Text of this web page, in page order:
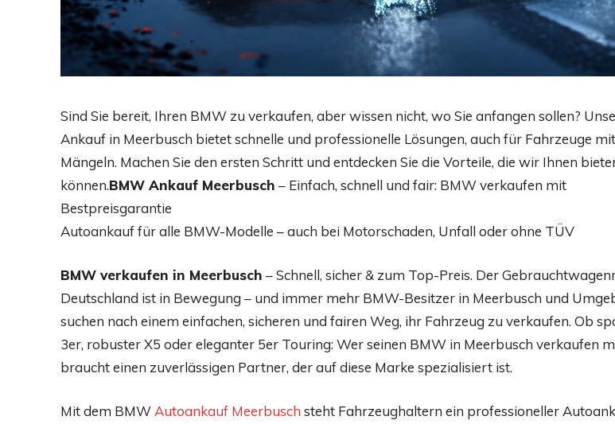
Sind Sie bereit, Ihren BMW zu verkaufen, aber wissen nicht, wo Sie anfangen sollen?
Ankauf in Meerbusch bietet schnelle und professionelle Lösungen, auch für Fahrzeuge mit
Mängeln. Machen Sie den ersten Schritt und entdecken Sie die Vorteile, die wir Ihnen
können.BMW Ankauf Meerbusch – Einfach, schnell und fair: BMW verkaufen mit
Bestpreisgarantie
Autoankauf für alle BMW-Modelle – auch bei Motorschaden, Unfall oder ohne TÜV
BMW verkaufen in Meerbusch – Schnell, sicher & zum Top-Preis. Der
Deutschland ist in Bewegung – und immer mehr BMW-Besitzer in Meerbusch und
suchen nach einem einfachen, sicheren und fairen Weg, ihr Fahrzeug zu verkaufen. Ob
3er, robuster X5 oder eleganter 5er Touring: Wer seinen BMW in Meerbusch verkaufen
braucht einen zuverlässigen Partner, der auf diese Marke spezialisiert ist.
Mit dem BMW Autoankauf Meerbusch steht Fahrzeughaltern ein professioneller